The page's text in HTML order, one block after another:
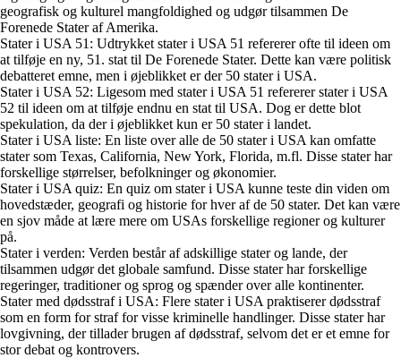
geografisk og kulturel mangfoldighed og udgør tilsammen De
Forenede Stater af Amerika.
Stater i USA 51: Udtrykket stater i USA 51 refererer ofte til ideen om
at tilføje en ny, 51. stat til De Forenede Stater. Dette kan være politisk
debatteret emne, men i øjeblikket er der 50 stater i USA.
Stater i USA 52: Ligesom med stater i USA 51 refererer stater i USA
52 til ideen om at tilføje endnu en stat til USA. Dog er dette blot
spekulation, da der i øjeblikket kun er 50 stater i landet.
Stater i USA liste: En liste over alle de 50 stater i USA kan omfatte
stater som Texas, California, New York, Florida, m.fl. Disse stater har
forskellige størrelser, befolkninger og økonomier.
Stater i USA quiz: En quiz om stater i USA kunne teste din viden om
hovedstæder, geografi og historie for hver af de 50 stater. Det kan være
en sjov måde at lære mere om USAs forskellige regioner og kulturer
på.
Stater i verden: Verden består af adskillige stater og lande, der
tilsammen udgør det globale samfund. Disse stater har forskellige
regeringer, traditioner og sprog og spænder over alle kontinenter.
Stater med dødsstraf i USA: Flere stater i USA praktiserer dødsstraf
som en form for straf for visse kriminelle handlinger. Disse stater har
lovgivning, der tillader brugen af dødsstraf, selvom det er et emne for
stor debat og kontrovers.